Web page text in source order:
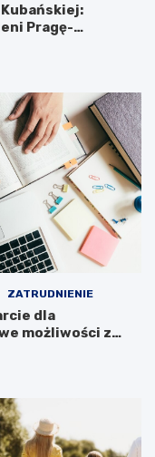
Pragę-
ZATRUDNIENIE
dla
możliwości z